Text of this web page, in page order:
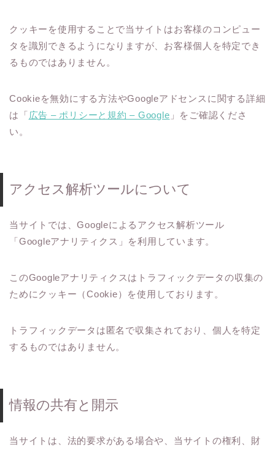
クッキーを使用することで当サイトはお客様のコンピュー
タを識別できるようになりますが、お客様個人を特定でき
るものではありません。
Cookieを無効にする方法やGoogleアドセンスに関する詳細
は「広告 – ポリシーと規約 – Google 」をご確認くださ
い。
アクセス解析ツールについて
当サイトでは、Googleによるアクセス解析ツール
「Googleアナリティクス」を利用しています。
このGoogleアナリティクスはトラフィックデータの収集の
ためにクッキー（Cookie）を使用しております。
トラフィックデータは匿名で収集されており、個人を特定
するものではありません。
情報の共有と開示
当サイトは、法的要求がある場合や、当サイトの権利、財